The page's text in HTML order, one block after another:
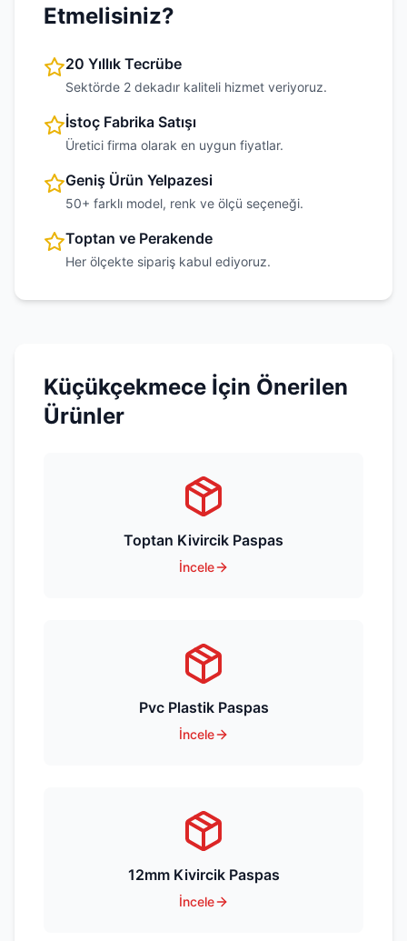
Etmelisiniz?
20 Yıllık Tecrübe
Sektörde 2 dekadır kaliteli hizmet veriyoruz.
İstoç Fabrika Satışı
Üretici firma olarak en uygun fiyatlar.
Geniş Ürün Yelpazesi
50+ farklı model, renk ve ölçü seçeneği.
Toptan ve Perakende
Her ölçekte sipariş kabul ediyoruz.
Küçükçekmece İçin Önerilen
Ürünler
Toptan Kivircik Paspas
İncele
Pvc Plastik Paspas
İncele
12mm Kivircik Paspas
İncele